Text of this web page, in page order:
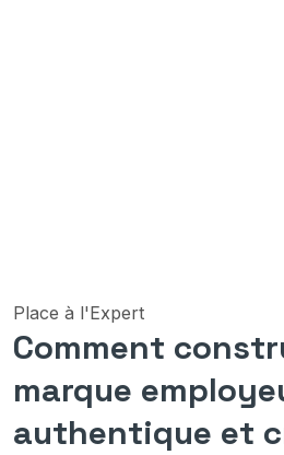
Place à l'Expert
Comment
marque
authentique et